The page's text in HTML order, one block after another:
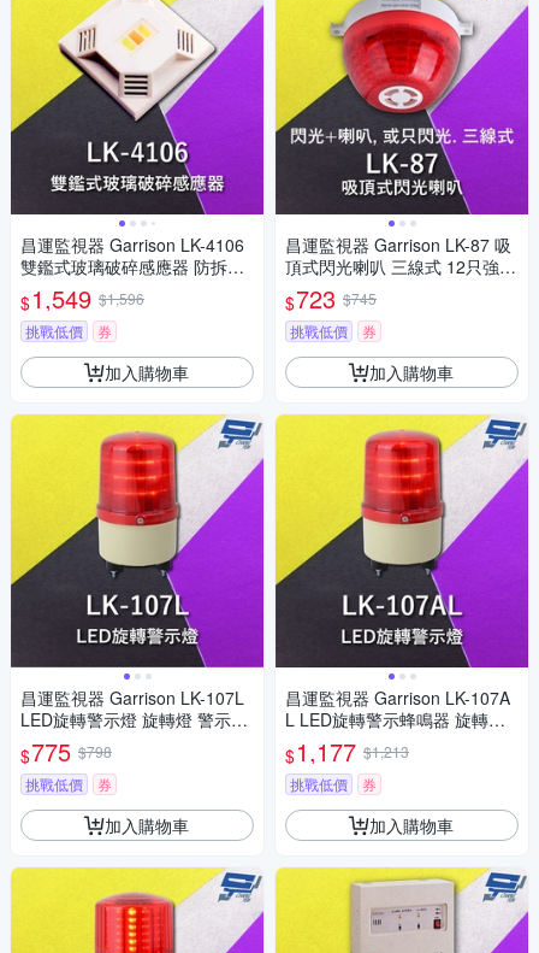
昌運監視器 Garrison LK-4106
雙鑑式玻璃破碎感應器 防拆保
護 獨立音頻
$1,549 $1,596
挑戰低價
券
加入購物車
昌運監視器 Garrison LK-107L
LED旋轉警示燈 旋轉燈 警示閃
光
$775 $798
挑戰低價
券
加入購物車
昌運監視器 Garrison LK-87 吸
頂式閃光喇叭 三線式 12只強光
LED 逆接保護
$723 $745
挑戰低價
券
加入購物車
昌運監視器 Garrison LK-107A
L LED旋轉警示蜂鳴器 旋轉燈
警示閃光 內含聲音蜂鳴器
$1,177 $1,213
挑戰低價
券
加入購物車